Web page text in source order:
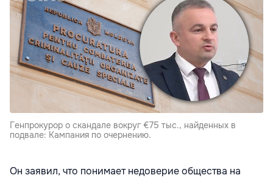
Генпрокурор о скандале вокруг €75 тыс., найденных в
подвале: Кампания по очернению.
Он заявил, что понимает недоверие общества на